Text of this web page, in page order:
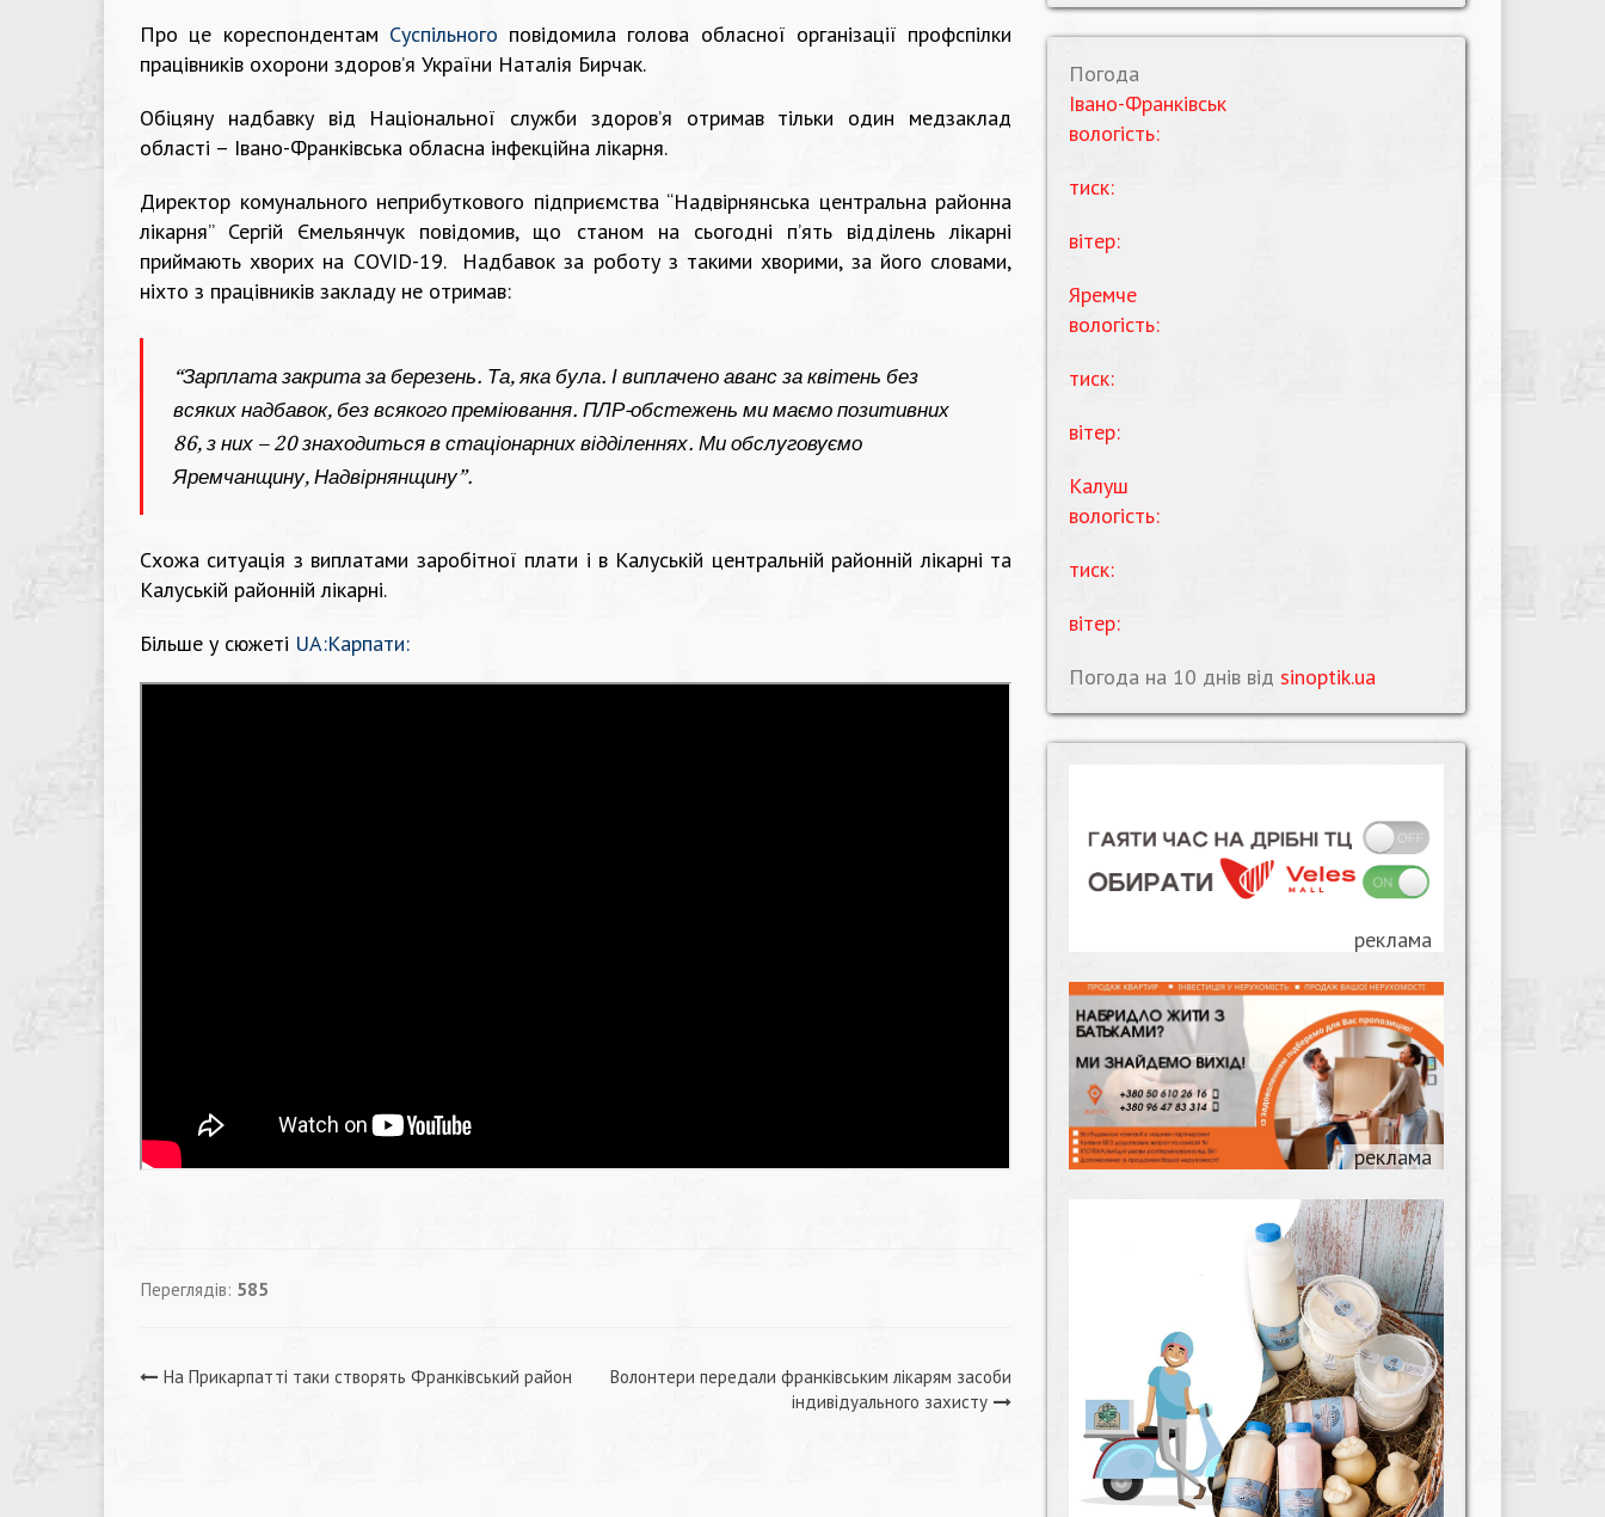
Про це кореспондентам Суспільного повідомила голова обласної організації профспілки
працівників охорони здоров’я України Наталія Бирчак.
Обіцяну надбавку від Національної служби здоров’я отримав тільки один медзаклад
області – Івано-Франківська обласна інфекційна лікарня.
Директор комунального неприбуткового підприємства “Надвірнянська центральна районна
лікарня” Сергій Ємельянчук повідомив, що станом на сьогодні п’ять відділень лікарні
приймають хворих на COVID-19. Надбавок за роботу з такими хворими, за його словами,
ніхто з працівників закладу не отримав:
“Зарплата закрита за березень. Та, яка була. І виплачено аванс за квітень без
всяких надбавок, без всякого преміювання. ПЛР-обстежень ми маємо позитивних
86, з них – 20 знаходиться в стаціонарних відділеннях. Ми обслуговуємо
Яремчанщину, Надвірнянщину”.
Схожа ситуація з виплатами заробітної плати і в Калуській центральній районній лікарні та
Калуській районній лікарні.
Більше у сюжеті UA:Карпати:
Переглядів: 585
Навігація
На Прикарпатті таки створять Франківський район
Волонтери передали франківським лікарям засоби
індивідуального захисту
Погода
Івано-Франківськ
вологість:
тиск:
вітер:
Яремче
вологість:
тиск:
вітер:
Калуш
вологість:
тиск:
вітер:
Погода на 10 днів від sinoptik.ua